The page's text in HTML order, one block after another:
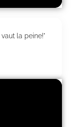
la peine!"